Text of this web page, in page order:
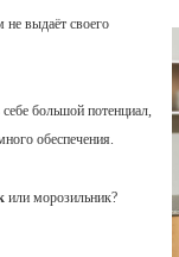
не выдаёт своего
большой потенциал,
обеспечения.
или морозильник?